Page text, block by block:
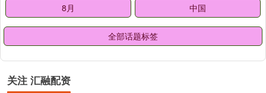
8月 中国
全部话题标签
关注 汇融配资